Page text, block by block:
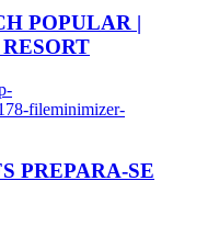
POPULAR |
fileminimizer-
PREPARA-SE